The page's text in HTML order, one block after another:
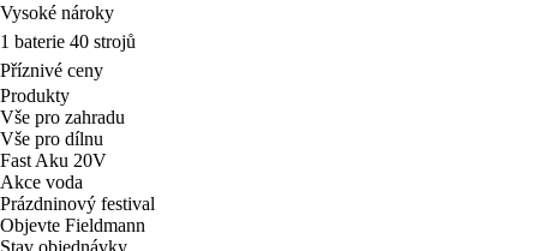
Vysoké nároky
1 baterie 40 strojů
Příznivé ceny
Produkty
Vše pro zahradu
Vše pro dílnu
Fast Aku 20V
Akce voda
Prázdninový festival
Objevte Fieldmann
Stav objednávky